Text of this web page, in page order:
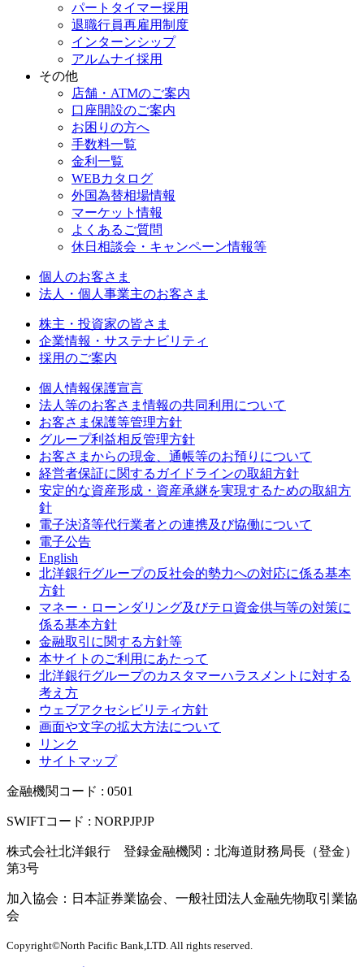
パートタイマー採用
退職行員再雇用制度
インターンシップ
アルムナイ採用
その他
店舗・ATMのご案内
口座開設のご案内
お困りの方へ
手数料一覧
金利一覧
WEBカタログ
外国為替相場情報
マーケット情報
よくあるご質問
休日相談会・キャンペーン情報等
個人のお客さま
法人・個人事業主のお客さま
株主・投資家の皆さま
企業情報・サステナビリティ
採用のご案内
個人情報保護宣言
法人等のお客さま情報の共同利用について
お客さま保護等管理方針
グループ利益相反管理方針
お客さまからの現金、通帳等のお預りについて
経営者保証に関するガイドラインの取組方針
安定的な資産形成・資産承継を実現するための取組方
針
電子決済等代行業者との連携及び協働について
電子公告
English
北洋銀行グループの反社会的勢力への対応に係る基本
方針
マネー・ローンダリング及びテロ資金供与等の対策に
係る基本方針
金融取引に関する方針等
本サイトのご利用にあたって
北洋銀行グループのカスタマーハラスメントに対する
考え方
ウェブアクセシビリティ方針
画面や文字の拡大方法について
リンク
サイトマップ
金融機関コード : 0501
SWIFTコード : NORPJPJP
株式会社北洋銀行 登録金融機関：北海道財務局長（登金）
第3号
加入協会：日本証券業協会、一般社団法人金融先物取引業協
会
Copyright©North Pacific Bank,LTD. All rights reserved.